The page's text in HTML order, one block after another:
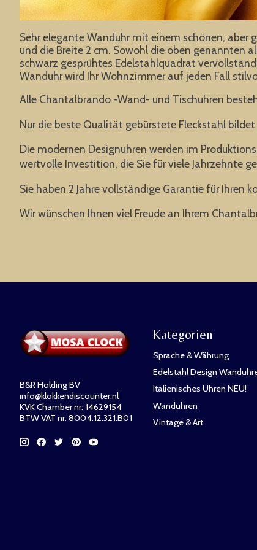
Sehr elegante Wanduhr mit einem schönen,
und die Breite 2 cm. Sowohl die oben genannten
schwarz gesprühtes Edelstahlquadrat
Wanduhr wird Ihr Wohnzimmer auf jeden Fall
Alle Chantalbrando -Wand- und Tischuhren
Nur die beste Qualität gebürstete Fleckstahl
Die modernen Designuhren werden im
wertvolle Investition, die Sie für viele Jahrzehnte
Sie haben 2 Jahre vollständige Garantie für Ihren
Wir wünschen Ihnen viel Freude an Ihrem
B&R Holding BV
info@klokkendiscounter.nl
KVK Chamber nr: 14629154
BTW VAT nr: 8004.12.321.B01
Kategorien
Sprache & Währung
Edelstahl Design
Italienisches Uhren NEU!
Wanduhren
Vintage & Art